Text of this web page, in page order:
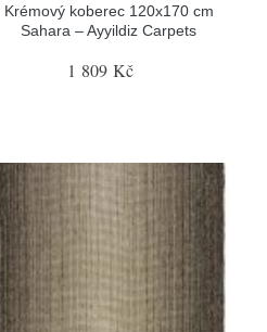
Krémový koberec 120x170 cm
Sahara – Ayyildiz Carpets
1 809 Kč